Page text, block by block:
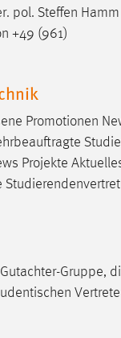
pol. Steffen Hamm
+49 (961)
Promotionen
Projekte
Gruppe,
anzuzeigen.
Websites